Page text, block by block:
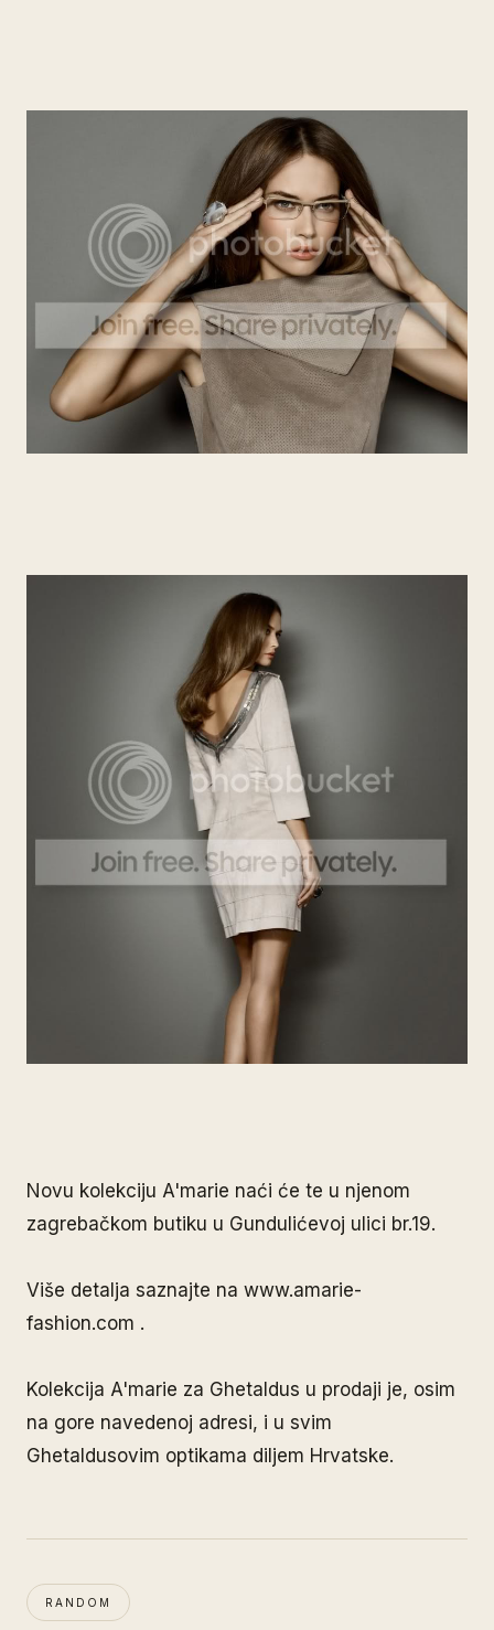
Novu kolekciju A'marie naći će te u njenom
zagrebačkom butiku u Gundulićevoj ulici br.19.
Više detalja saznajte na www.amarie-
fashion.com .
Kolekcija A'marie za Ghetaldus u prodaji je, osim
na gore navedenoj adresi, i u svim
Ghetaldusovim optikama diljem Hrvatske.
RANDOM